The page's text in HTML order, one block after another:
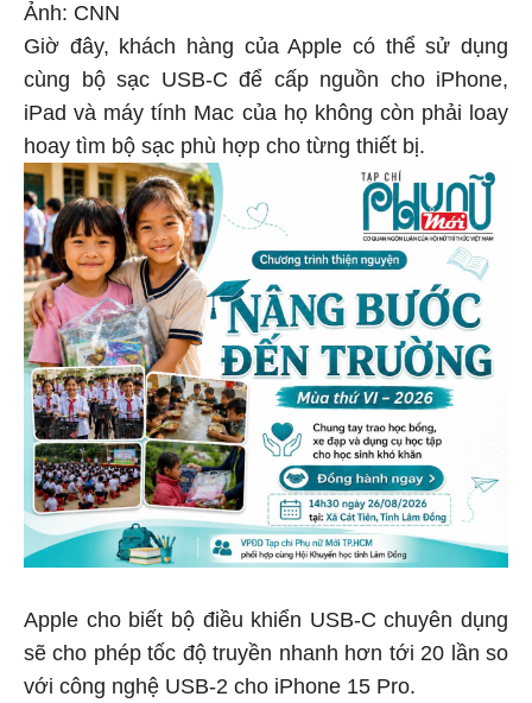
Ảnh: CNN
Giờ đây, khách hàng của Apple có thể sử dụng
cùng bộ sạc USB-C để cấp nguồn cho iPhone,
iPad và máy tính Mac của họ không còn phải loay
hoay tìm bộ sạc phù hợp cho từng thiết bị.
Apple cho biết bộ điều khiển USB-C chuyên dụng
sẽ cho phép tốc độ truyền nhanh hơn tới 20 lần so
với công nghệ USB-2 cho iPhone 15 Pro.